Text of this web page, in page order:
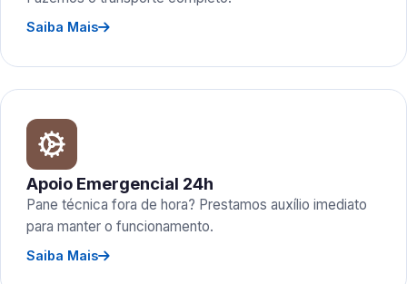
Saiba Mais
Apoio Emergencial 24h
Pane técnica fora de hora? Prestamos auxílio imediato
para manter o funcionamento.
Saiba Mais